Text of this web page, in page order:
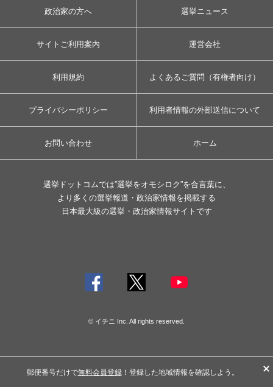
政治家の方へ 選挙ニュース
サイトご利用案内 運営会社
利用規約 よくあるご質問（有権者向け）
プライバシーポリシー 利用者情報の外部送信について
お問い合わせ ホーム
選挙ドットコムでは”選挙をオモシロク”を合言葉に、
より多くの選挙報道・政治家情報を掲載する
日本最大級の選挙・政治家情報サイトです
© イチニ Inc. All rights reserved.
郵便番号だけで無料会員登録！登録した地域情報を確認しよう。